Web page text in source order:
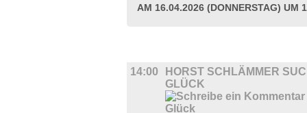
AM 16.04.2026 (DONNERSTAG) UM
14:00
HORST SCHLÄMMER
GLÜCK